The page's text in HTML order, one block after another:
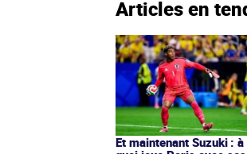
Et maintenant Suzuki : à
quoi joue Paris avec ses
gardiens ?